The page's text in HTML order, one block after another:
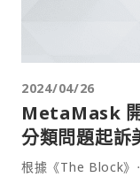
2024/04/26
MetaMask
分類問題起訴
根據《The Block